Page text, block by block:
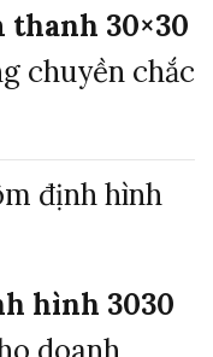
thanh 30×30
chuyền chắc
định hình
hình 3030